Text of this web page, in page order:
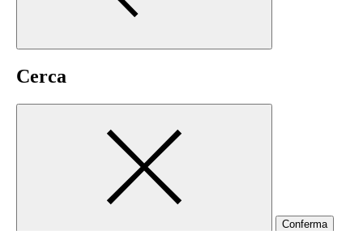
Cerca
Conferma